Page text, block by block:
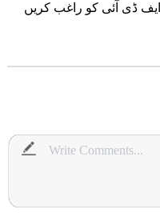
ڈی آئی کو راغب کریں